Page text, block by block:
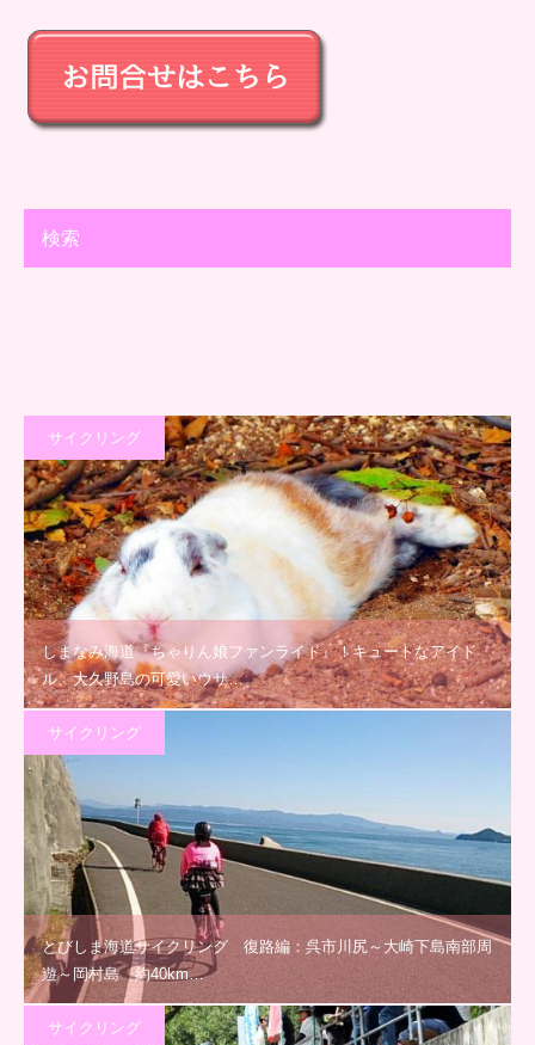
検索
サイクリング
しまなみ海道『ちゃりん娘ファンライド』！キュートなアイド
ル、大久野島の可愛いウサ…
サイクリング
とびしま海道サイクリング 復路編：呉市川尻～大崎下島南部周
遊～岡村島 約40km…
サイクリング